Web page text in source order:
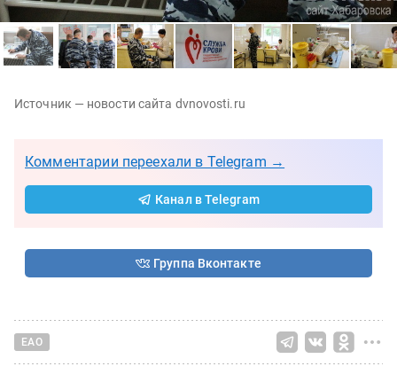
Источник — новости сайта dvnovosti.ru
Комментарии переехали в Telegram →
Канал в Telegram
Группа Вконтакте
ЕАО